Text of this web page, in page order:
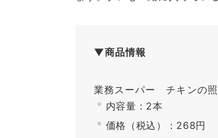
▼商品情報
業務スーパー チキンの
内容量：2本
価格（税込）：268円